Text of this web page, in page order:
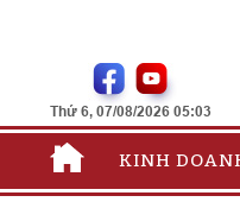
Thứ 6, 07/08/2026 05:03
KINH